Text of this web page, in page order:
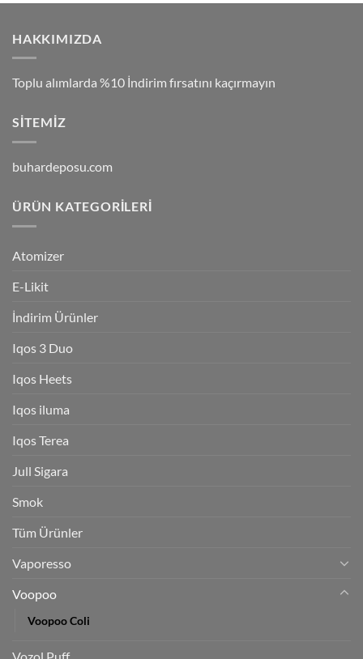
HAKKIMIZDA
Toplu alımlarda %10 İndirim fırsatını kaçırmayın
SITEMIZ
buhardeposu.com
ÜRÜN KATEGORILERI
Atomizer
E-Likit
İndirim Ürünler
Iqos 3 Duo
Iqos Heets
Iqos iluma
Iqos Terea
Jull Sigara
Smok
Tüm Ürünler
Vaporesso
Voopoo
Voopoo Coli
Vozol Puff